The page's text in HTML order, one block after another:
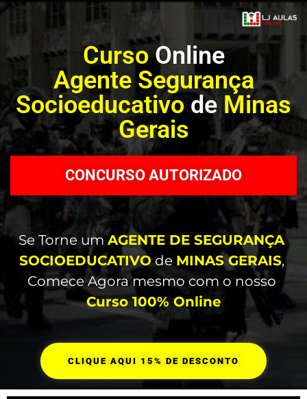
CursoOnline
Agente Segurança
Socioeducativo deMinas
Gerais
CONCURSO AUTORIZADO
Se Torne um AGENTE DE SEGURANÇA
SOCIOEDUCATIVO de MINAS GERAIS
Curso 100% Online
CLIQUE AQUI 15% DE DESCONTO